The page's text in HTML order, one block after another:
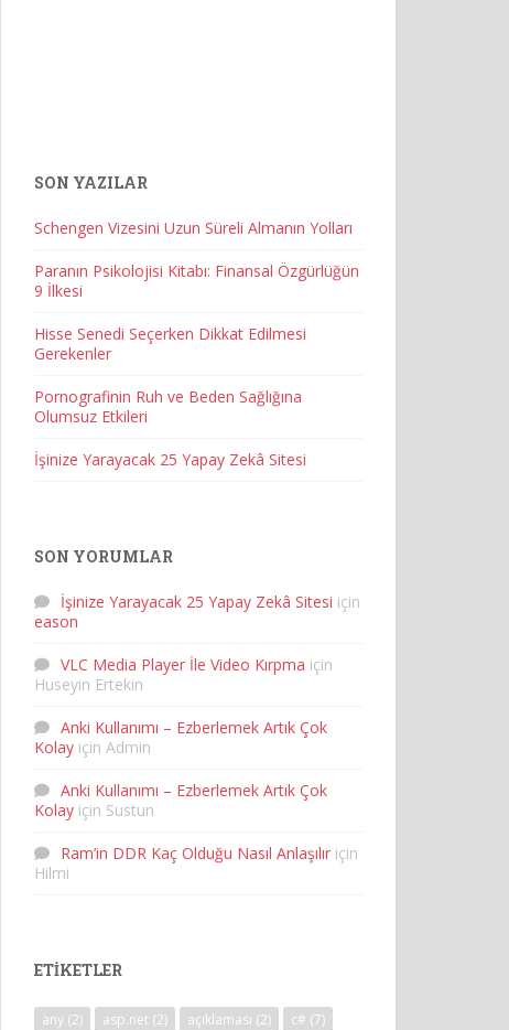
SON YAZILAR
Schengen Vizesini Uzun Süreli Almanın Yolları
Paranın Psikolojisi Kitabı: Finansal Özgürlüğün
9 İlkesi
Hisse Senedi Seçerken Dikkat Edilmesi
Gerekenler
Pornografinin Ruh ve Beden Sağlığına
Olumsuz Etkileri
İşinize Yarayacak 25 Yapay Zekâ Sitesi
SON YORUMLAR
İşinize Yarayacak 25 Yapay Zekâ Sitesi için
eason
VLC Media Player İle Video Kırpma için
Huseyin Ertekin
Anki Kullanımı – Ezberlemek Artık Çok
Kolay için Admin
Anki Kullanımı – Ezberlemek Artık Çok
Kolay için Sustun
Ram’in DDR Kaç Olduğu Nasıl Anlaşılır için
Hilmi
ETIKETLER
any (2) asp.net (2) açıklaması (2) c# (7)